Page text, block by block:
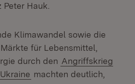
Hauk.
Klimawandel sowie die
für Lebensmittel,
durch den Angriffskrieg
machten deutlich,